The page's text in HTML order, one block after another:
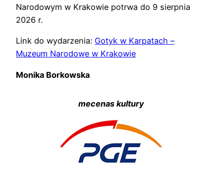
Narodowym w Krakowie potrwa do 9 sierpnia
2026 r.
Link do wydarzenia: Gotyk w Karpatach –
Muzeum Narodowe w Krakowie
Monika Borkowska
mecenas kultury